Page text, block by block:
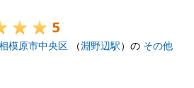
5
模原市中央区 （淵野辺駅）の その他